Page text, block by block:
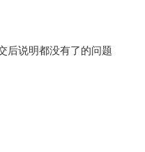
后说明都没有了的问题